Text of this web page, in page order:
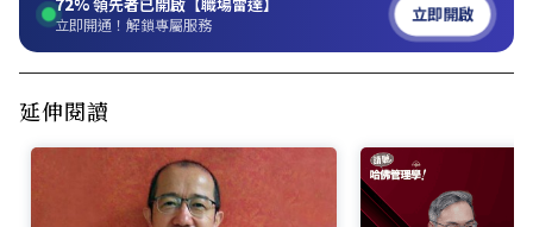
立即開通！解鎖專屬服務 立即開啟
延伸閱讀